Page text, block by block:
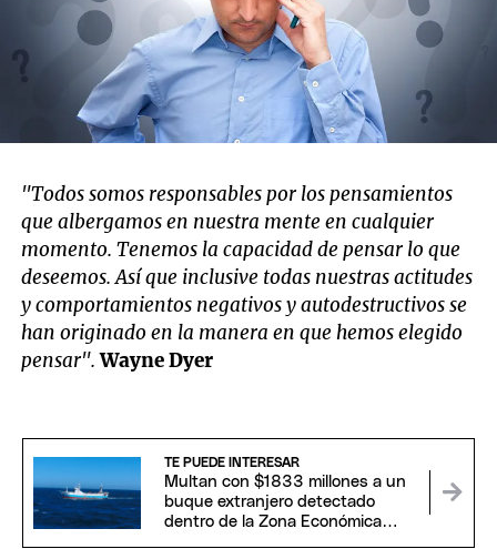
"Todos somos responsables por los pensamientos
que albergamos en nuestra mente en cualquier
momento. Tenemos la capacidad de pensar lo que
deseemos. Así que inclusive todas nuestras actitudes
y comportamientos negativos y autodestructivos se
han originado en la manera en que hemos elegido
pensar".Wayne Dyer
TE PUEDE INTERESAR
Multan con $1833 millones a un
buque extranjero detectado
dentro de la Zona Económica